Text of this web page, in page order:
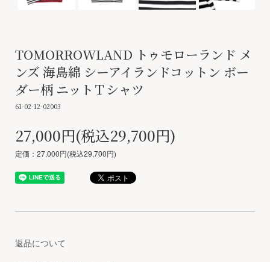
TOMORROWLAND トゥモローランド メ
ンズ 海島綿 シーアイランドコットン ボー
ダー柄 ニットＴシャツ
61-02-12-02003
27,000円(税込29,700円)
定価：27,000円(税込29,700円)
返品について